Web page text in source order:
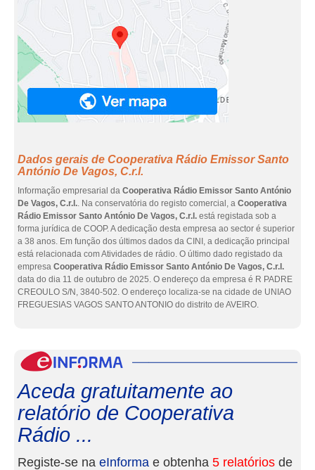
Dados gerais de Cooperativa Rádio Emissor Santo
António De Vagos, C.r.l.
Informação empresarial da Cooperativa Rádio Emissor Santo António
De Vagos, C.r.l.. Na conservatória do registo comercial, a Cooperativa
Rádio Emissor Santo António De Vagos, C.r.l. está registada sob a
forma jurídica de COOP. A dedicação desta empresa ao sector é superior
a 38 anos. Em função dos últimos dados da CINI, a dedicação principal
está relacionada com Atividades de rádio. O último dado registado da
empresa Cooperativa Rádio Emissor Santo António De Vagos, C.r.l.
data do dia 11 de outubro de 2025. O endereço da empresa é R PADRE
CREOULO S/N, 3840-502. O endereço localiza-se na cidade de UNIAO
FREGUESIAS VAGOS SANTO ANTONIO do distrito de AVEIRO.
Aceda gratuitamente ao
relatório de Cooperativa
Rádio ...
Registe-se na eInforma e obtenha 5 relatórios de